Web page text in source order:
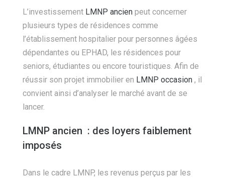
L’investissement LMNP ancien peut concerner
plusieurs types de résidences comme
l’établissement hospitalier pour personnes âgées
dépendantes ou EPHAD, les résidences pour
seniors, étudiantes ou encore touristiques. Afin de
réussir son projet immobilier en LMNP occasion , il
convient ainsi d’analyser le marché avant de se
lancer.
LMNP ancien : des loyers faiblement
imposés
Dans le cadre LMNP, les revenus perçus par les